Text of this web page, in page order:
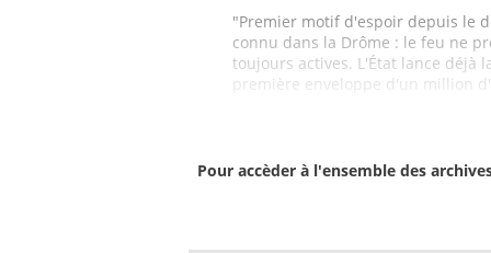
"Premier motif d'espoir depuis le
connu dans la Drôme : le feu ne
toujours actives. L'État lance déjà
première enveloppe d'un million
Pour accèder à l'ensemble des